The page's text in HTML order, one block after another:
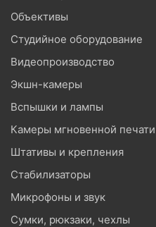
Объективы
Студийное оборудование
Видеопроизводство
Экшн-камеры
Вспышки и лампы
Камеры мгновенной печати
Штативы и крепления
Стабилизаторы
Микрофоны и звук
Сумки, рюкзаки, чехлы